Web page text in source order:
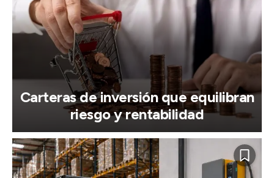
Carteras de inversión que equilibran
riesgo y rentabilidad